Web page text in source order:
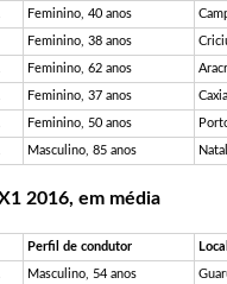
Feminino, 40 anos
Feminino, 38 anos
Feminino, 62 anos
Feminino, 37 anos
Feminino, 50 anos
Masculino, 85 anos
2016, em média
Perfil de condutor
Masculino, 54 anos